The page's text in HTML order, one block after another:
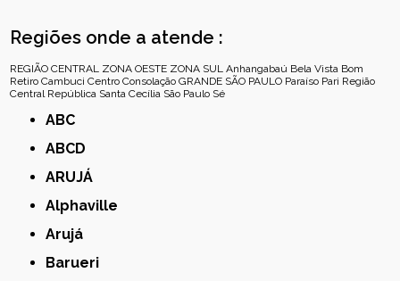
Regiões onde a atende :
REGIÃO CENTRAL ZONA OESTE ZONA SUL Anhangabaú Bela Vista Bom
Retiro Cambuci Centro Consolação GRANDE SÃO PAULO Paraíso Pari Região
Central República Santa Cecília São Paulo Sé
ABC
ABCD
ARUJÁ
Alphaville
Arujá
Barueri